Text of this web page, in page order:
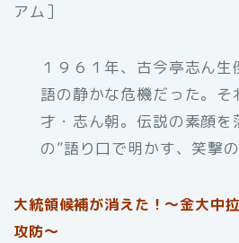
アム］
１９６１年、古今亭志ん
語の静かな危機だった。そ
才・志ん朝。伝説の素顔を
の”語り口で明かす、笑撃の
大統領候補が消えた！～金大中
攻防～